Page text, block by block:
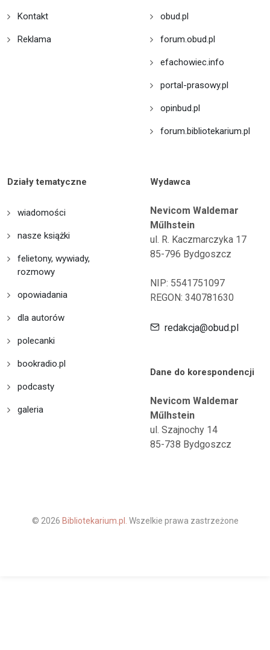
Kontakt
Reklama
obud.pl
forum.obud.pl
efachowiec.info
portal-prasowy.pl
opinbud.pl
forum.bibliotekarium.pl
Działy tematyczne
wiadomości
nasze książki
felietony, wywiady,
rozmowy
opowiadania
dla autorów
polecanki
bookradio.pl
podcasty
galeria
Wydawca
Nevicom Waldemar
Műlhstein
ul. R. Kaczmarczyka 17
85-796 Bydgoszcz
NIP: 5541751097
REGON: 340781630
redakcja@obud.pl
Dane do korespondencji
Nevicom Waldemar
Műlhstein
ul. Szajnochy 14
85-738 Bydgoszcz
© 2026 Bibliotekarium.pl. Wszelkie prawa zastrzeżone